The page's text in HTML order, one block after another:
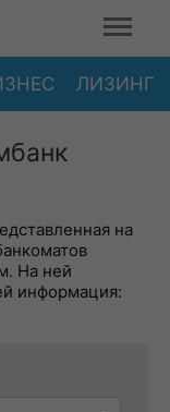
ЛИЗИНГ
на
На ней
информация: